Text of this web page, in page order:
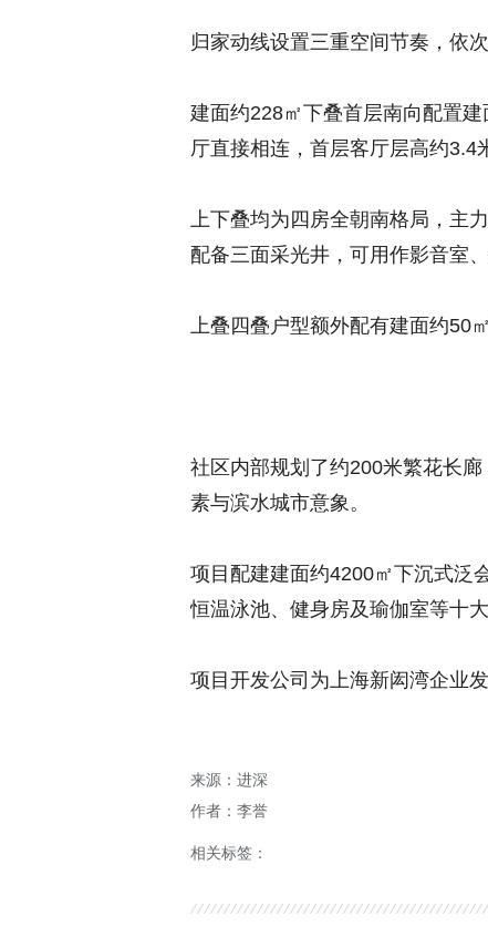
归家动线设置三重空间节奏，依
建面约228㎡下叠首层南向配置
厅直接相连，首层客厅层高约3.4
上下叠均为四房全朝南格局，主
配备三面采光井，可用作影音室
上叠四叠户型额外配有建面约50
社区内部规划了约200米繁花长
素与滨水城市意象。
项目配建建面约4200㎡下沉式泛
恒温泳池、健身房及瑜伽室等十
项目开发公司为上海新闳湾企业
来源：进深
作者：李誉
相关标签：